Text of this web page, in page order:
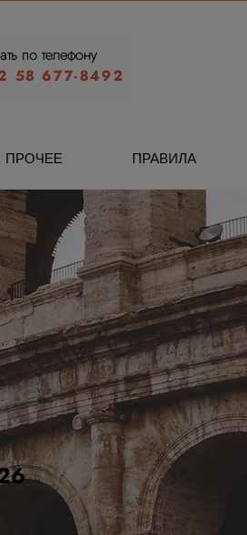
58 677-8492
по телефону
ПРОЧЕЕ ПРАВИЛА